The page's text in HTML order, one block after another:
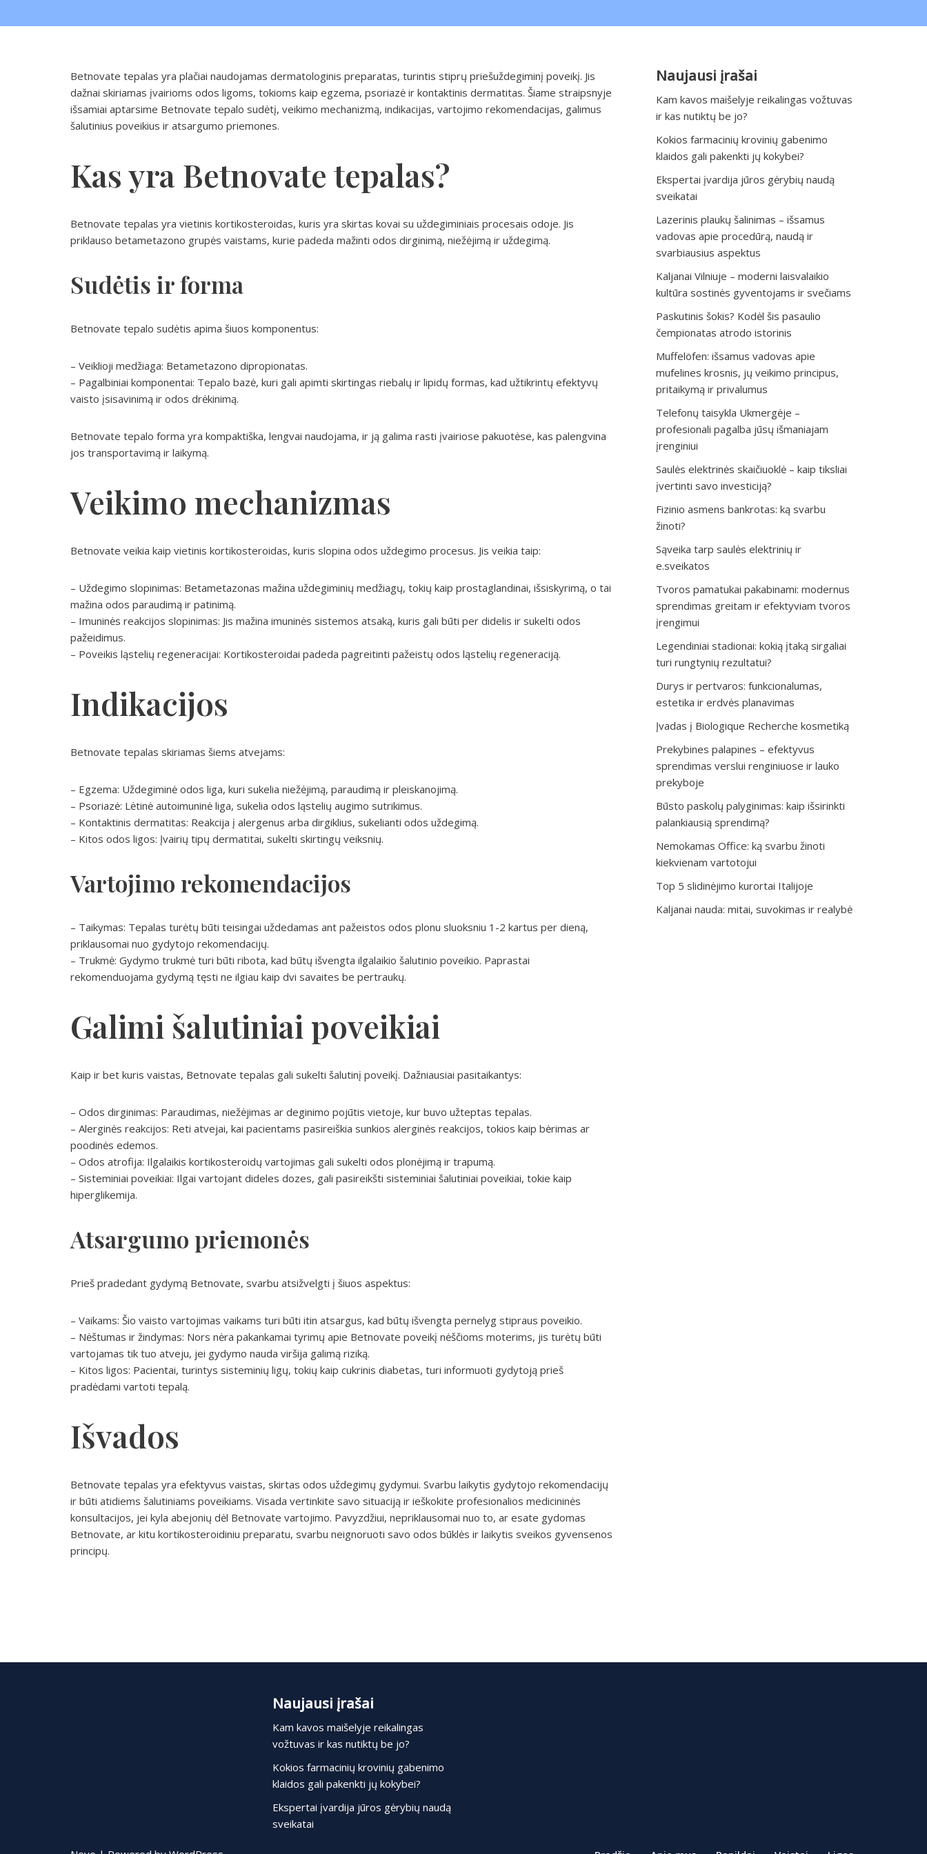
Betnovate tepalas yra plačiai naudojamas dermatologinis preparatas, turintis stiprų priešuždegiminį poveikį. Jis
dažnai skiriamas įvairioms odos ligoms, tokioms kaip egzema, psoriazė ir kontaktinis dermatitas. Šiame straipsnyje
išsamiai aptarsime Betnovate tepalo sudėtį, veikimo mechanizmą, indikacijas, vartojimo rekomendacijas, galimus
šalutinius poveikius ir atsargumo priemones.
Kas yra Betnovate tepalas?
Betnovate tepalas yra vietinis kortikosteroidas, kuris yra skirtas kovai su uždegiminiais procesais odoje. Jis
priklauso betametazono grupės vaistams, kurie padeda mažinti odos dirginimą, niežėjimą ir uždegimą.
Sudėtis ir forma
Betnovate tepalo sudėtis apima šiuos komponentus:
– Veiklioji medžiaga: Betametazono dipropionatas.
– Pagalbiniai komponentai: Tepalo bazė, kuri gali apimti skirtingas riebalų ir lipidų formas, kad užtikrintų efektyvų
vaisto įsisavinimą ir odos drėkinimą.
Betnovate tepalo forma yra kompaktiška, lengvai naudojama, ir ją galima rasti įvairiose pakuotėse, kas palengvina
jos transportavimą ir laikymą.
Veikimo mechanizmas
Betnovate veikia kaip vietinis kortikosteroidas, kuris slopina odos uždegimo procesus. Jis veikia taip:
– Uždegimo slopinimas: Betametazonas mažina uždegiminių medžiagų, tokių kaip prostaglandinai, išsiskyrimą, o tai
mažina odos paraudimą ir patinimą.
– Imuninės reakcijos slopinimas: Jis mažina imuninės sistemos atsaką, kuris gali būti per didelis ir sukelti odos
pažeidimus.
– Poveikis ląstelių regeneracijai: Kortikosteroidai padeda pagreitinti pažeistų odos ląstelių regeneraciją.
Indikacijos
Betnovate tepalas skiriamas šiems atvejams:
– Egzema: Uždegiminė odos liga, kuri sukelia niežėjimą, paraudimą ir pleiskanojimą.
– Psoriazė: Lėtinė autoimuninė liga, sukelia odos ląstelių augimo sutrikimus.
– Kontaktinis dermatitas: Reakcija į alergenus arba dirgiklius, sukelianti odos uždegimą.
– Kitos odos ligos: Įvairių tipų dermatitai, sukelti skirtingų veiksnių.
Vartojimo rekomendacijos
– Taikymas: Tepalas turėtų būti teisingai uždedamas ant pažeistos odos plonu sluoksniu 1-2 kartus per dieną,
priklausomai nuo gydytojo rekomendacijų.
– Trukmė: Gydymo trukmė turi būti ribota, kad būtų išvengta ilgalaikio šalutinio poveikio. Paprastai
rekomenduojama gydymą tęsti ne ilgiau kaip dvi savaites be pertraukų.
Galimi šalutiniai poveikiai
Kaip ir bet kuris vaistas, Betnovate tepalas gali sukelti šalutinį poveikį. Dažniausiai pasitaikantys:
– Odos dirginimas: Paraudimas, niežėjimas ar deginimo pojūtis vietoje, kur buvo užteptas tepalas.
– Alerginės reakcijos: Reti atvejai, kai pacientams pasireiškia sunkios alerginės reakcijos, tokios kaip bėrimas ar
poodinės edemos.
– Odos atrofija: Ilgalaikis kortikosteroidų vartojimas gali sukelti odos plonėjimą ir trapumą.
– Sisteminiai poveikiai: Ilgai vartojant dideles dozes, gali pasireikšti sisteminiai šalutiniai poveikiai, tokie kaip
hiperglikemija.
Atsargumo priemonės
Prieš pradedant gydymą Betnovate, svarbu atsižvelgti į šiuos aspektus:
– Vaikams: Šio vaisto vartojimas vaikams turi būti itin atsargus, kad būtų išvengta pernelyg stipraus poveikio.
– Nėštumas ir žindymas: Nors nėra pakankamai tyrimų apie Betnovate poveikį nėščioms moterims, jis turėtų būti
vartojamas tik tuo atveju, jei gydymo nauda viršija galimą riziką.
– Kitos ligos: Pacientai, turintys sisteminių ligų, tokių kaip cukrinis diabetas, turi informuoti gydytoją prieš
pradėdami vartoti tepalą.
Išvados
Betnovate tepalas yra efektyvus vaistas, skirtas odos uždegimų gydymui. Svarbu laikytis gydytojo rekomendacijų
ir būti atidiems šalutiniams poveikiams. Visada vertinkite savo situaciją ir ieškokite profesionalios medicininės
konsultacijos, jei kyla abejonių dėl Betnovate vartojimo. Pavyzdžiui, nepriklausomai nuo to, ar esate gydomas
Betnovate, ar kitu kortikosteroidiniu preparatu, svarbu neignoruoti savo odos būklės ir laikytis sveikos gyvensenos
principų.
Naujausi įrašai
Kam kavos maišelyje reikalingas vožtuvas
ir kas nutiktų be jo?
Kokios farmacinių krovinių gabenimo
klaidos gali pakenkti jų kokybei?
Ekspertai įvardija jūros gėrybių naudą
sveikatai
Lazerinis plaukų šalinimas – išsamus
vadovas apie procedūrą, naudą ir
svarbiausius aspektus
Kaljanai Vilniuje – moderni laisvalaikio
kultūra sostinės gyventojams ir svečiams
Paskutinis šokis? Kodėl šis pasaulio
čempionatas atrodo istorinis
Muffelöfen: išsamus vadovas apie
mufelines krosnis, jų veikimo principus,
pritaikymą ir privalumus
Telefonų taisykla Ukmergėje –
profesionali pagalba jūsų išmaniajam
įrenginiui
Saulės elektrinės skaičiuoklė – kaip tiksliai
įvertinti savo investiciją?
Fizinio asmens bankrotas: ką svarbu
žinoti?
Sąveika tarp saulės elektrinių ir
e.sveikatos
Tvoros pamatukai pakabinami: modernus
sprendimas greitam ir efektyviam tvoros
įrengimui
Legendiniai stadionai: kokią įtaką sirgaliai
turi rungtynių rezultatui?
Durys ir pertvaros: funkcionalumas,
estetika ir erdvės planavimas
Įvadas į Biologique Recherche kosmetiką
Prekybines palapines – efektyvus
sprendimas verslui renginiuose ir lauko
prekyboje
Būsto paskolų palyginimas: kaip išsirinkti
palankiausią sprendimą?
Nemokamas Office: ką svarbu žinoti
kiekvienam vartotojui
Top 5 slidinėjimo kurortai Italijoje
Kaljanai nauda: mitai, suvokimas ir realybė
Naujausi įrašai
Kam kavos maišelyje reikalingas
vožtuvas ir kas nutiktų be jo?
Kokios farmacinių krovinių gabenimo
klaidos gali pakenkti jų kokybei?
Ekspertai įvardija jūros gėrybių naudą
sveikatai